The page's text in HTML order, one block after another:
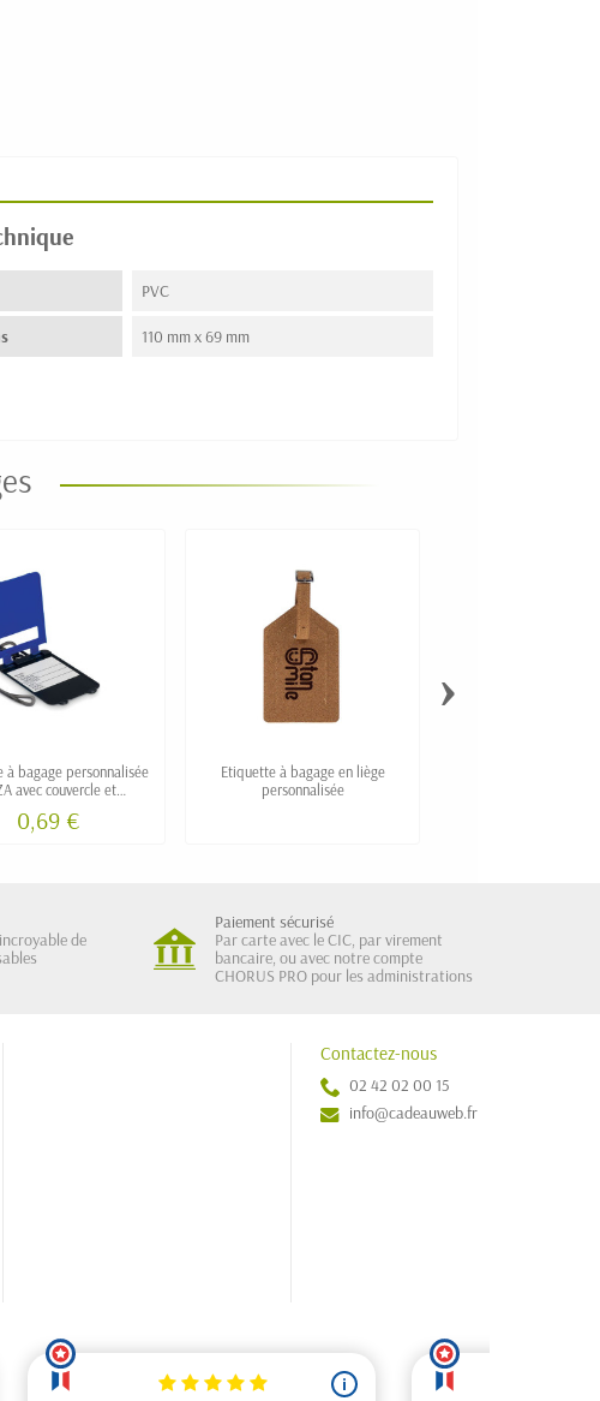
PVC
110 mm x 69 mm
à bagage personnalisée
avec couvercle et
0,69 €
Etiquette à bagage en liège
personnalisée
›
de
Paiement sécurisé
Par carte avec le CIC, par virement
bancaire, ou avec notre compte
CHORUS PRO pour les administrations
Contactez-nous
02 42 02 00 15
info@cadeauweb.fr